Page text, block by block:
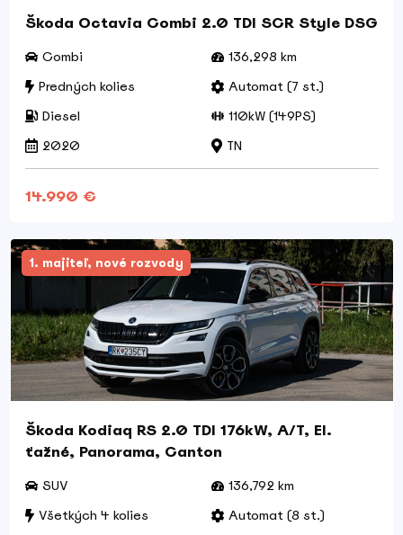
Škoda Octavia Combi 2.0 TDI SCR Style DSG
Combi
136,298 km
Predných kolies
Automat (7 st.)
Diesel
110kW (149PS)
2020
TN
14.990 €
1. majiteľ, nové rozvody
Škoda Kodiaq RS 2.0 TDI 176kW, A/T, El.
ťažné, Panorama, Canton
SUV
136,792 km
Všetkých 4 kolies
Automat (8 st.)